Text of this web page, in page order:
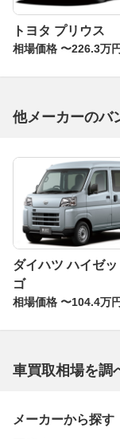
トヨタ プリウス
相場価格 〜226.3万円
他メーカーのバ
ダイハツ ハイゼ
ゴ
相場価格 〜104.4万円
車買取相場を調
メーカーから探す